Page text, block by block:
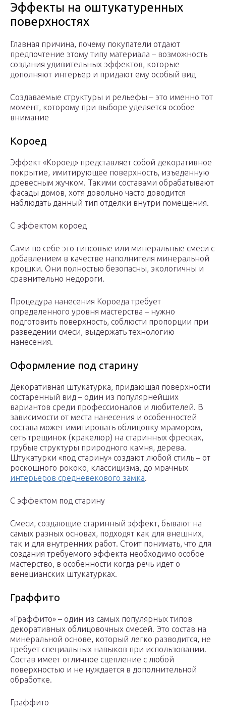
Эффекты на оштукатуренных
поверхностях
Главная причина, почему покупатели отдают
предпочтение этому типу материала – возможность
создания удивительных эффектов, которые
дополняют интерьер и придают ему особый вид
Создаваемые структуры и рельефы – это именно тот
момент, которому при выборе уделяется особое
внимание
Короед
Эффект «Короед» представляет собой декоративное
покрытие, имитирующее поверхность, изъеденную
древесным жучком. Такими составами обрабатывают
фасады домов, хотя довольно часто доводится
наблюдать данный тип отделки внутри помещения.
С эффектом короед
Сами по себе это гипсовые или минеральные смеси с
добавлением в качестве наполнителя минеральной
крошки. Они полностью безопасны, экологичны и
сравнительно недороги.
Процедура нанесения Короеда требует
определенного уровня мастерства – нужно
подготовить поверхность, соблюсти пропорции при
разведении смеси, выдержать технологию
нанесения.
Оформление под старину
Декоративная штукатурка, придающая поверхности
состаренный вид – один из популярнейших
вариантов среди профессионалов и любителей. В
зависимости от места нанесения и особенностей
состава может имитировать облицовку мрамором,
сеть трещинок (кракелюр) на старинных фресках,
грубые структуры природного камня, дерева.
Штукатурки «под старину» создают любой стиль – от
роскошного рококо, классицизма, до мрачных
интерьеров средневекового замка.
С эффектом под старину
Смеси, создающие старинный эффект, бывают на
самых разных основах, подходят как для внешних,
так и для внутренних работ. Стоит понимать, что для
создания требуемого эффекта необходимо особое
мастерство, в особенности когда речь идет о
венецианских штукатурках.
Граффито
«Граффито» – один из самых популярных типов
декоративных облицовочных смесей. Это состав на
минеральной основе, который легко разводится, не
требует специальных навыков при использовании.
Состав имеет отличное сцепление с любой
поверхностью и не нуждается в дополнительной
обработке.
Граффито